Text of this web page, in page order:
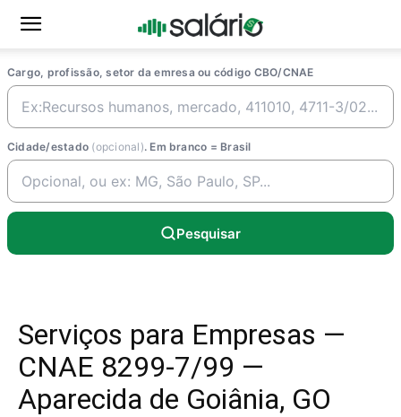
Cargo, profissão, setor da emresa ou código CBO/CNAE
Cidade/estado (opcional). Em branco = Brasil
Pesquisar
Serviços para Empresas —
CNAE 8299-7/99 —
Aparecida de Goiânia, GO